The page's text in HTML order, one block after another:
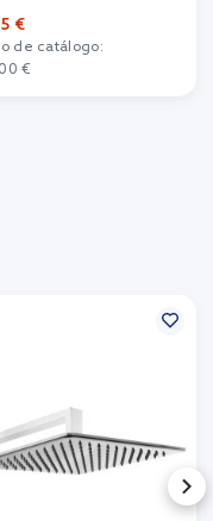
€
de catálogo:
€